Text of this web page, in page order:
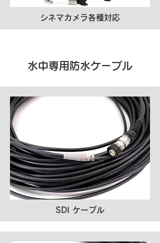
シネマカメラ各種対応
水中専用防水ケーブル
SDI ケーブル